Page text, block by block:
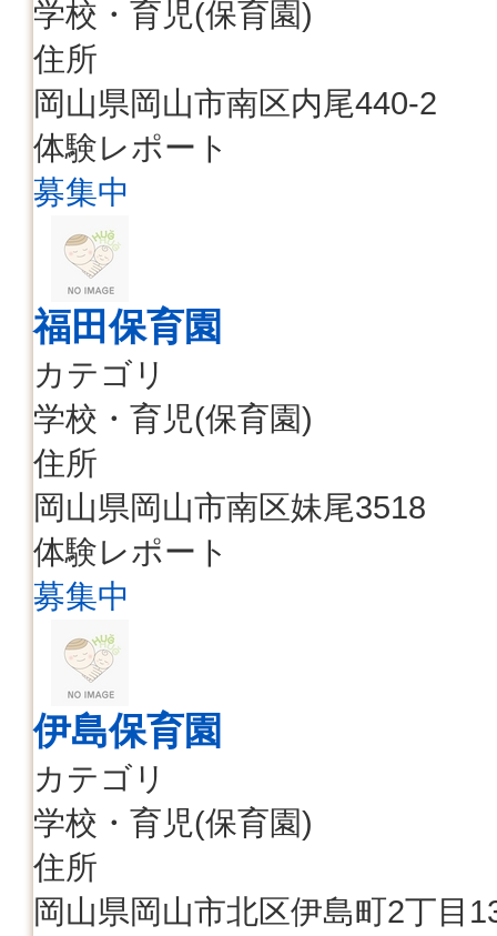
学校・育児(保育園)
住所
岡山県岡山市南区内尾440-2
体験レポート
募集中
福田保育園
カテゴリ
学校・育児(保育園)
住所
岡山県岡山市南区妹尾3518
体験レポート
募集中
伊島保育園
カテゴリ
学校・育児(保育園)
住所
岡山県岡山市北区伊島町2丁目